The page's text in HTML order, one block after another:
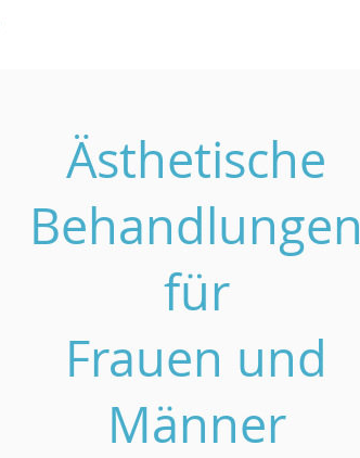
Ästhetische
Behandlungen
für
Frauen und
Männer